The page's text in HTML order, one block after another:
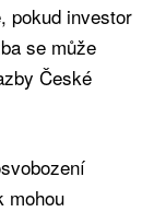
pokud investor
se může
České
mohou